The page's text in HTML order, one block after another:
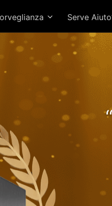
Serve
in